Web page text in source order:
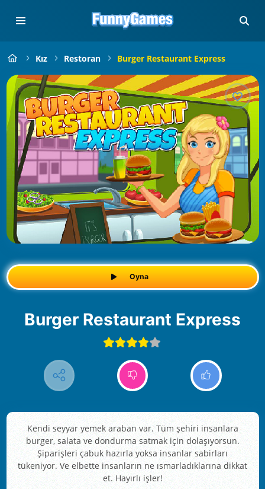
Kız Restoran Burger Restaurant Express
Oyna
Burger Restaurant Express
Kendi seyyar yemek araban var. Tüm şehiri insanlara
burger, salata ve dondurma satmak için dolaşıyorsun.
Şiparişleri çabuk hazırla yoksa insanlar sabirları
tükeniyor. Ve elbette insanların ne ısmarladıklarına dikkat
et. Hayırlı işler!